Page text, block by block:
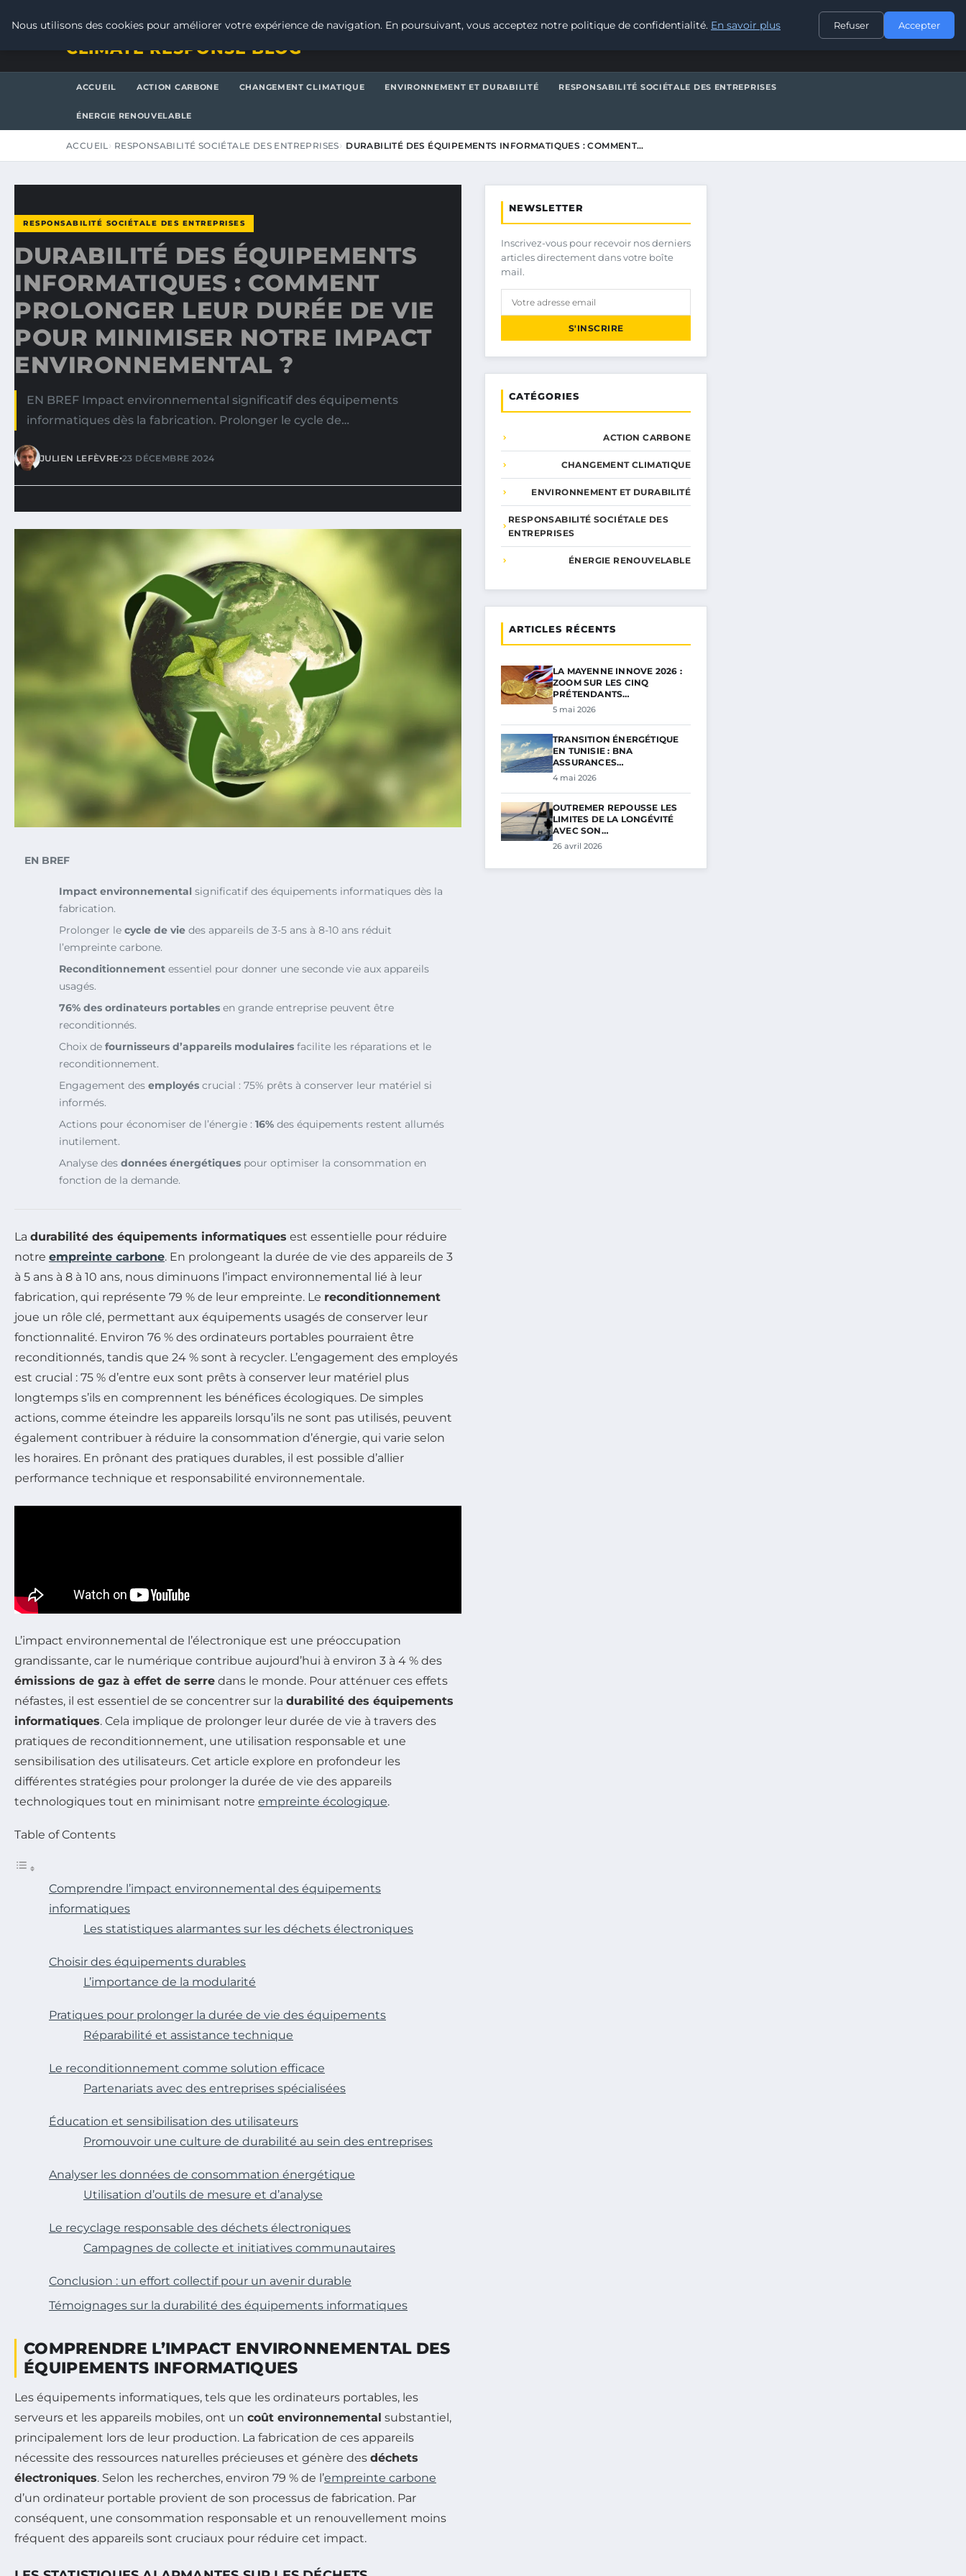
CONTACT
CLIMATE RESPONSE BLOG
ACCUEIL ACTION CARBONE CHANGEMENT CLIMATIQUE ENVIRONNEMENT ET DURABILITÉ RESPONSABILITÉ SOCIÉTALE DES ENTREPRISES
ÉNERGIE RENOUVELABLE
ACCUEIL RESPONSABILITÉ SOCIÉTALE DES ENTREPRISES DURABILITÉ DES ÉQUIPEMENTS INFORMATIQUES : COMMENT…
RESPONSABILITÉ SOCIÉTALE DES ENTREPRISES
DURABILITÉ DES ÉQUIPEMENTS
INFORMATIQUES : COMMENT
PROLONGER LEUR DURÉE DE VIE
POUR MINIMISER NOTRE IMPACT
ENVIRONNEMENTAL ?
EN BREF Impact environnemental significatif des équipements
informatiques dès la fabrication. Prolonger le cycle de…
JULIEN LEFÈVRE•23 DÉCEMBRE 2024
EN BREF
Impact environnemental significatif des équipements informatiques dès la
fabrication.
Prolonger le cycle de vie des appareils de 3-5 ans à 8-10 ans réduit
l’empreinte carbone.
Reconditionnement essentiel pour donner une seconde vie aux appareils
usagés.
76% des ordinateurs portables en grande entreprise peuvent être
reconditionnés.
Choix de fournisseurs d’appareils modulaires facilite les réparations et le
reconditionnement.
Engagement des employés crucial : 75% prêts à conserver leur matériel si
informés.
Actions pour économiser de l’énergie : 16% des équipements restent allumés
inutilement.
Analyse des données énergétiques pour optimiser la consommation en
fonction de la demande.
La durabilité des équipements informatiques est essentielle pour réduire
notre empreinte carbone. En prolongeant la durée de vie des appareils de 3
à 5 ans à 8 à 10 ans, nous diminuons l’impact environnemental lié à leur
fabrication, qui représente 79 % de leur empreinte. Le reconditionnement
joue un rôle clé, permettant aux équipements usagés de conserver leur
fonctionnalité. Environ 76 % des ordinateurs portables pourraient être
reconditionnés, tandis que 24 % sont à recycler. L’engagement des employés
est crucial : 75 % d’entre eux sont prêts à conserver leur matériel plus
longtemps s’ils en comprennent les bénéfices écologiques. De simples
actions, comme éteindre les appareils lorsqu’ils ne sont pas utilisés, peuvent
également contribuer à réduire la consommation d’énergie, qui varie selon
les horaires. En prônant des pratiques durables, il est possible d’allier
performance technique et responsabilité environnementale.
L’impact environnemental de l’électronique est une préoccupation
grandissante, car le numérique contribue aujourd’hui à environ 3 à 4 % des
émissions de gaz à effet de serre dans le monde. Pour atténuer ces effets
néfastes, il est essentiel de se concentrer sur la durabilité des équipements
informatiques. Cela implique de prolonger leur durée de vie à travers des
pratiques de reconditionnement, une utilisation responsable et une
sensibilisation des utilisateurs. Cet article explore en profondeur les
différentes stratégies pour prolonger la durée de vie des appareils
technologiques tout en minimisant notre empreinte écologique.
Table of Contents
Comprendre l’impact environnemental des équipements
informatiques
Les statistiques alarmantes sur les déchets électroniques
Choisir des équipements durables
L’importance de la modularité
Pratiques pour prolonger la durée de vie des équipements
Réparabilité et assistance technique
Le reconditionnement comme solution efficace
Partenariats avec des entreprises spécialisées
Éducation et sensibilisation des utilisateurs
Promouvoir une culture de durabilité au sein des entreprises
Analyser les données de consommation énergétique
Utilisation d’outils de mesure et d’analyse
Le recyclage responsable des déchets électroniques
Campagnes de collecte et initiatives communautaires
Conclusion : un effort collectif pour un avenir durable
Témoignages sur la durabilité des équipements informatiques
COMPRENDRE L’IMPACT ENVIRONNEMENTAL DES
ÉQUIPEMENTS INFORMATIQUES
Les équipements informatiques, tels que les ordinateurs portables, les
serveurs et les appareils mobiles, ont un coût environnemental substantiel,
principalement lors de leur production. La fabrication de ces appareils
nécessite des ressources naturelles précieuses et génère des déchets
électroniques. Selon les recherches, environ 79 % de l’empreinte carbone
d’un ordinateur portable provient de son processus de fabrication. Par
conséquent, une consommation responsable et un renouvellement moins
fréquent des appareils sont cruciaux pour réduire cet impact.
NEWSLETTER
Inscrivez-vous pour recevoir nos derniers
articles directement dans votre boîte
mail.
S'INSCRIRE
CATÉGORIES
ACTION CARBONE
CHANGEMENT CLIMATIQUE
ENVIRONNEMENT ET DURABILITÉ
RESPONSABILITÉ SOCIÉTALE DES
ENTREPRISES
ÉNERGIE RENOUVELABLE
ARTICLES RÉCENTS
LA MAYENNE INNOVE 2026 :
ZOOM SUR LES CINQ
PRÉTENDANTS…
5 mai 2026
TRANSITION ÉNERGÉTIQUE
EN TUNISIE : BNA
ASSURANCES…
4 mai 2026
OUTREMER REPOUSSE LES
LIMITES DE LA LONGÉVITÉ
AVEC SON…
26 avril 2026
Nous utilisons des cookies pour améliorer votre expérience de navigation. En poursuivant, vous acceptez notre politique de confidentialité. En savoir plus Refuser Accepter